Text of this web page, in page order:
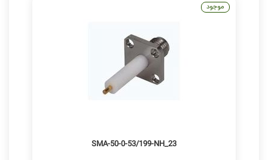
23_SMA-50-0-53/199-NH
موجود